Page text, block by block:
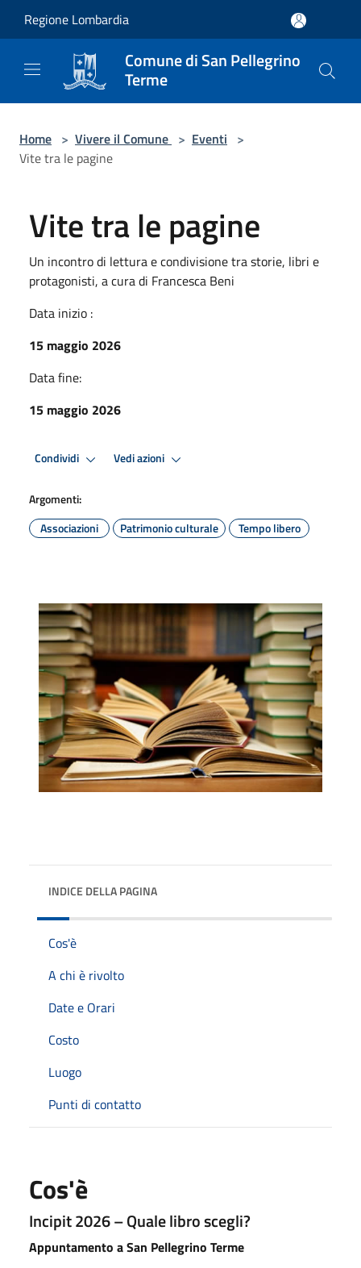
Regione Lombardia
Comune di San Pellegrino
Terme
Home > Vivere il Comune > Eventi >
Vite tra le pagine
Vite tra le pagine
Un incontro di lettura e condivisione tra storie, libri e
protagonisti, a cura di Francesca Beni
Data inizio :
15 maggio 2026
Data fine:
15 maggio 2026
Condividi Vedi azioni
Argomenti:
Associazioni
Patrimonio culturale Tempo libero
INDICE DELLA PAGINA
Cos'è
A chi è rivolto
Date e Orari
Costo
Luogo
Punti di contatto
Cos'è
Incipit 2026 – Quale libro scegli?
Appuntamento a San Pellegrino Terme